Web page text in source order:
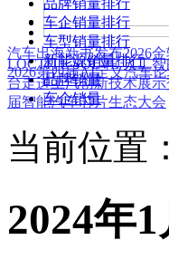
汽车出海新书发布2026
2026第四届AI定义汽车
LOCTITE SOLVE 人工
台走进上汽创新技术展示
届智能汽车芯片生态大会
品牌销量排行
车企销量排行
车型销量排行
新能源销量排行
品牌销量
车企销量
当前位置：
2024年